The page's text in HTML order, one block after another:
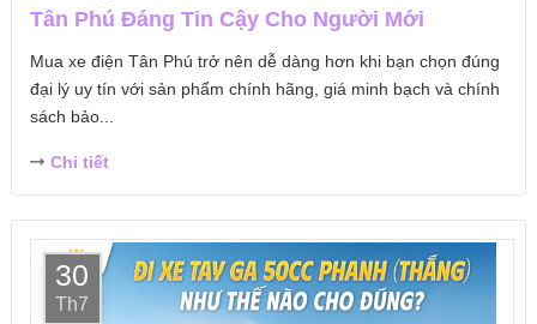
Tân Phú Đáng Tin Cậy Cho Người Mới
Mua xe điện Tân Phú trở nên dễ dàng hơn khi bạn chọn đúng
đại lý uy tín với sản phẩm chính hãng, giá minh bạch và chính
sách bảo...
Chi tiết
30
Th7